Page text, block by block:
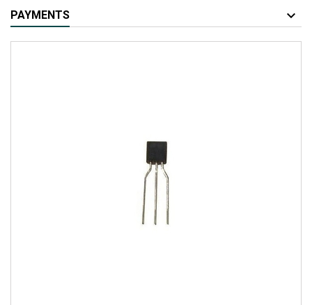
PAYMENTS